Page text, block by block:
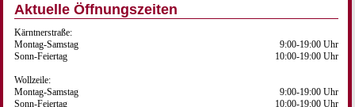
Aktuelle Öffnungszeiten
Kärntnerstraße:
Montag-Samstag
Sonn-Feiertag
9:00-19:00 Uhr
10:00-19:00 Uhr
Wollzeile:
Montag-Samstag
Sonn-Feiertag
9:00-19:00 Uhr
10:00-19:00 Uhr